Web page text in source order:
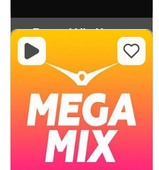
Record Vip House